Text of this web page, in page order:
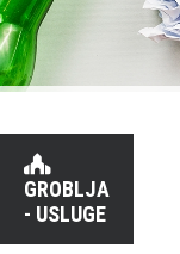
GROBLJA
- USLUGE